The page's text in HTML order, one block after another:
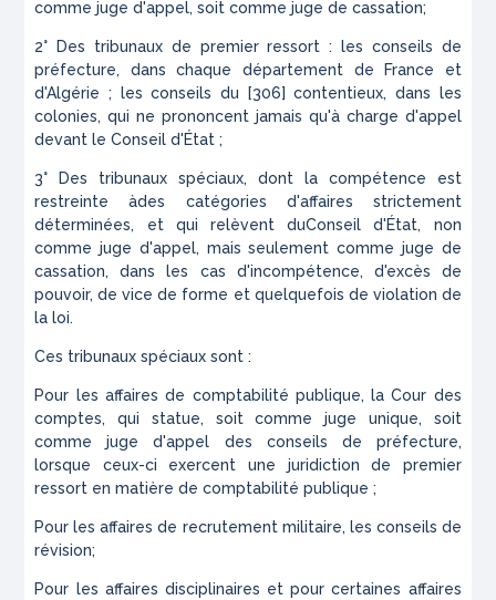
comme juge d'appel, soit comme juge de cassation;
2° Des tribunaux de premier ressort : les conseils de
préfecture, dans chaque département de France et
d'Algérie ; les conseils du [306] contentieux, dans les
colonies, qui ne prononcent jamais qu'à charge d'appel
devant le Conseil d'État ;
3° Des tribunaux spéciaux, dont la compétence est
restreinte àdes catégories d'affaires strictement
déterminées, et qui relèvent duConseil d'État, non
comme juge d'appel, mais seulement comme juge de
cassation, dans les cas d'incompétence, d'excès de
pouvoir, de vice de forme et quelquefois de violation de
la loi.
Ces tribunaux spéciaux sont :
Pour les affaires de comptabilité publique, la Cour des
comptes, qui statue, soit comme juge unique, soit
comme juge d'appel des conseils de préfecture,
lorsque ceux-ci exercent une juridiction de premier
ressort en matière de comptabilité publique ;
Pour les affaires de recrutement militaire, les conseils de
révision;
Pour les affaires disciplinaires et pour certaines affaires